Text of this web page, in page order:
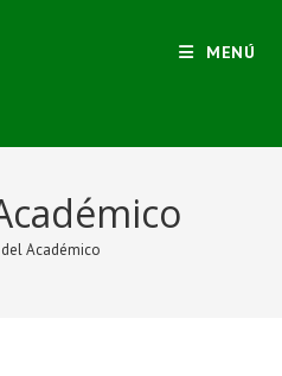
MENÚ
Académico